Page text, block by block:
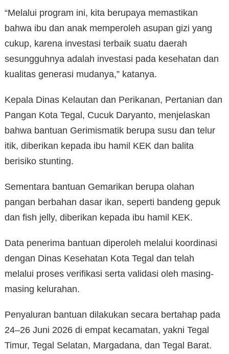
“Melalui program ini, kita berupaya memastikan
bahwa ibu dan anak memperoleh asupan gizi yang
cukup, karena investasi terbaik suatu daerah
sesungguhnya adalah investasi pada kesehatan dan
kualitas generasi mudanya,” katanya.
Kepala Dinas Kelautan dan Perikanan, Pertanian dan
Pangan Kota Tegal, Cucuk Daryanto, menjelaskan
bahwa bantuan Gerimismatik berupa susu dan telur
itik, diberikan kepada ibu hamil KEK dan balita
berisiko stunting.
Sementara bantuan Gemarikan berupa olahan
pangan berbahan dasar ikan, seperti bandeng gepuk
dan fish jelly, diberikan kepada ibu hamil KEK.
Data penerima bantuan diperoleh melalui koordinasi
dengan Dinas Kesehatan Kota Tegal dan telah
melalui proses verifikasi serta validasi oleh masing-
masing kelurahan.
Penyaluran bantuan dilakukan secara bertahap pada
24–26 Juni 2026 di empat kecamatan, yakni Tegal
Timur, Tegal Selatan, Margadana, dan Tegal Barat.